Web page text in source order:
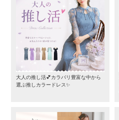
大人の推し活💕カラバリ豊富な中から
選ぶ推しカラードレス✨